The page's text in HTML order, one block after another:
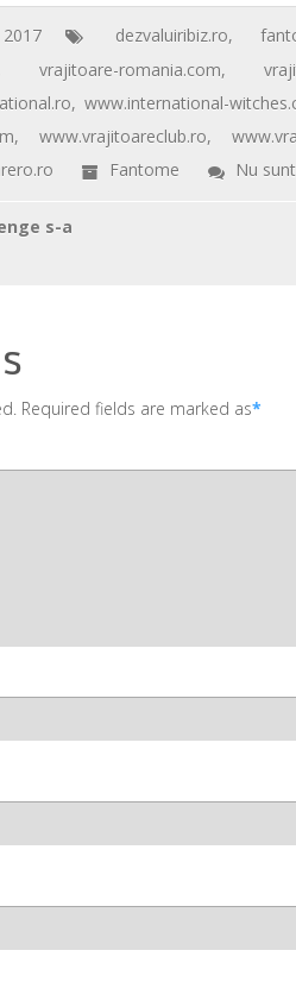
je
az
ă
dezvaluiribiz.ro,
vrajitoare-romania.com,
, www.international-
,www.vrajitoareclub.ro,
Fantome Nu
s-a
Required fields are marked as*